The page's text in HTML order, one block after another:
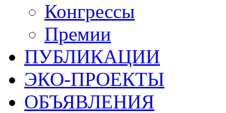
Конгрессы
Премии
ПУБЛИКАЦИИ
ЭКО-ПРОЕКТЫ
ОБЪЯВЛЕНИЯ